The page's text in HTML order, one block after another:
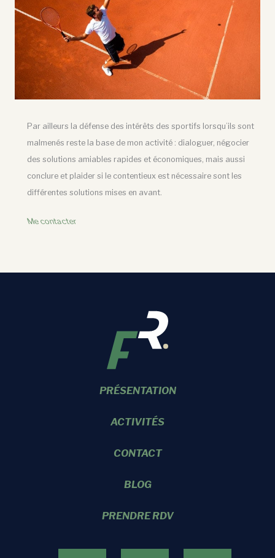
Par ailleurs la défense des intérêts des sportifs lorsqu’ils sont
malmenés reste la base de mon activité : dialoguer, négocier
des solutions amiables rapides et économiques, mais aussi
conclure et plaider si le contentieux est nécessaire sont les
différentes solutions mises en avant.
Me contacter
PRÉSENTATION
ACTIVITÉS
CONTACT
BLOG
PRENDRE RDV